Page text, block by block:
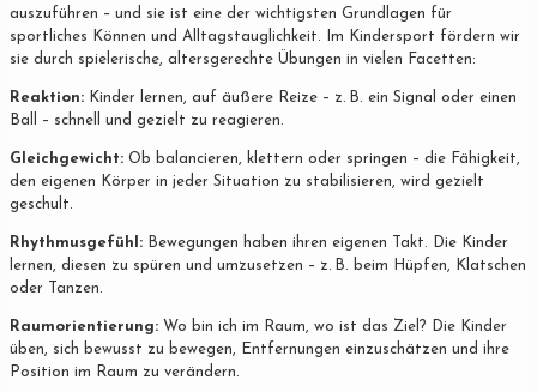
auszuführen – und sie ist eine der wichtigsten Grundlagen für
sportliches Können und Alltagstauglichkeit. Im Kindersport fördern wir
sie durch spielerische, altersgerechte Übungen in vielen Facetten:
Reaktion: Kinder lernen, auf äußere Reize – z. B. ein Signal oder einen
Ball – schnell und gezielt zu reagieren.
Gleichgewicht: Ob balancieren, klettern oder springen – die Fähigkeit,
den eigenen Körper in jeder Situation zu stabilisieren, wird gezielt
geschult.
Rhythmusgefühl: Bewegungen haben ihren eigenen Takt. Die Kinder
lernen, diesen zu spüren und umzusetzen – z. B. beim Hüpfen, Klatschen
oder Tanzen.
Raumorientierung: Wo bin ich im Raum, wo ist das Ziel? Die Kinder
üben, sich bewusst zu bewegen, Entfernungen einzuschätzen und ihre
Position im Raum zu verändern.